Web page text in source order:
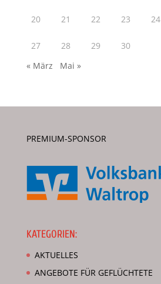
20 21 22 23 24
27 28 29
30
« März
Mai »
PREMIUM-SPONSOR
KATEGORIEN:
AKTUELLES
ANGEBOTE FÜR GEFLÜCHTETE